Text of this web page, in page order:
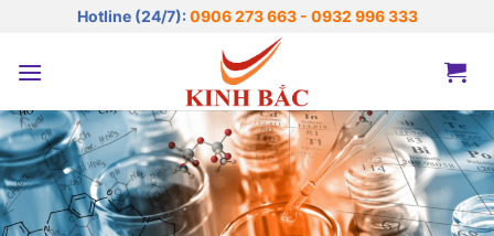
nội
Hotline (24/7): 0906 273 663 - 0932 996 333